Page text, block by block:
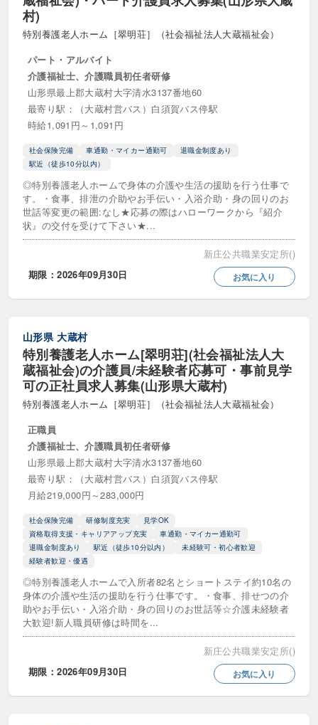
村)
特別養護老人ホーム［翠明荘］（社会福祉法人大蔵福祉会）
パート・アルバイト
介護福祉士、介護職員初任者研修
山形県最上郡大蔵村大字清水3137番地60
最寄り駅：（大蔵村営バス）白須賀バス停駅
時給1,091円～1,091円
社会保険完備 車通勤・マイカー通勤可
退職金制度あり
駅近（徒歩10分以内）
◎特別養護老人ホームで身体の介護や生活の援助を行う仕事で
す。・食事、排泄の介助やお手伝い・入浴介助・身の回りのお
世話等変更の範囲:なし★応募の際はハローワークから『紹介
状』の交付を受けて下さい★...
新庄公共職業安定所()
期限：2026年09月30日
お気に入り
山形県 大蔵村
特別養護老人ホーム[翠明荘](社会福祉法人大
蔵福祉会)の介護員/未経験者応募可・事前見学
可の正社員求人募集(山形県大蔵村)
特別養護老人ホーム［翠明荘］（社会福祉法人大蔵福祉会）
正職員
介護福祉士、介護職員初任者研修
山形県最上郡大蔵村大字清水3137番地60
最寄り駅：（大蔵村営バス）白須賀バス停駅
月給219,000円～283,000円
社会保険完備 研修制度充実
見学OK
資格取得支援・キャリアアップ充実
車通勤・マイカー通勤可
退職金制度あり
駅近（徒歩10分以内）
未経験可・初心者歓迎
経験者歓迎・優遇
◎特別養護老人ホームで入所者82名とショートステイ約10名の
身体の介護や生活の援助を行う仕事です。・食事、排せつの介
助やお手伝い・入浴介助・身の回りのお世話等☆介護未経験者
大歓迎!新人職員研修は時間を...
新庄公共職業安定所()
期限：2026年09月30日
お気に入り